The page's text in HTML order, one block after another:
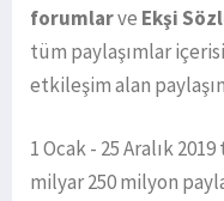
forumlarve Ekşi
tüm paylaşımlar
etkileşim alan
1 Ocak - 25 Aralık
milyar 250 milyon